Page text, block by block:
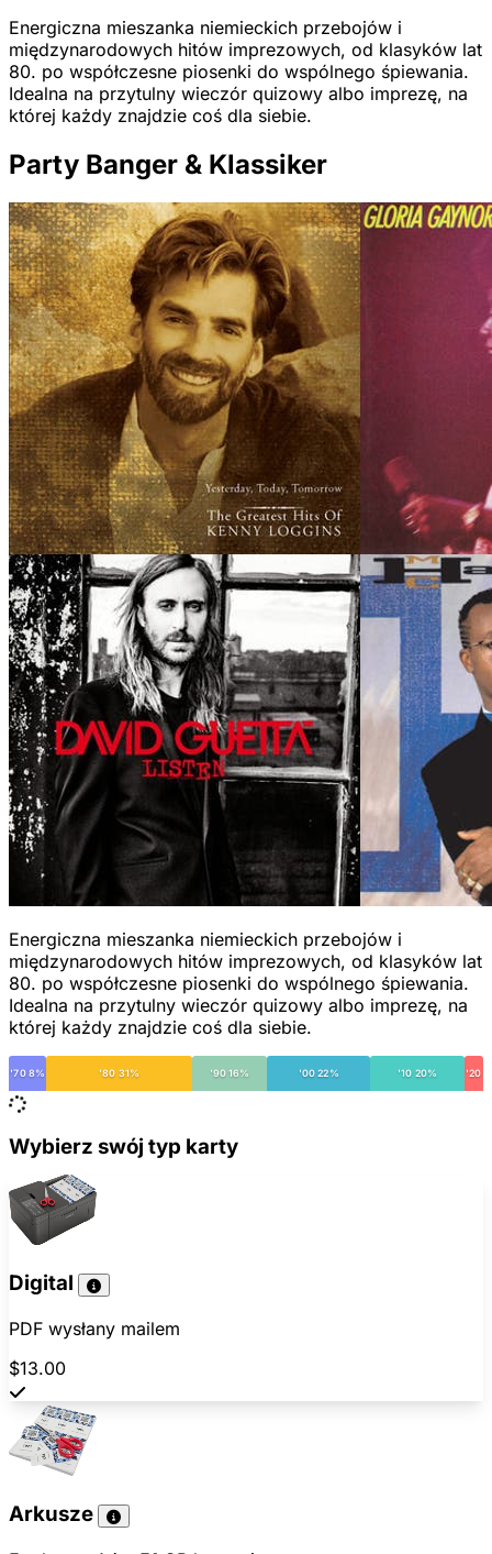
Energiczna mieszanka niemieckich przebojów i
międzynarodowych hitów imprezowych, od klasyków lat
80. po współczesne piosenki do wspólnego śpiewania.
Idealna na przytulny wieczór quizowy albo imprezę, na
której każdy znajdzie coś dla siebie.
Party Banger & Klassiker
Energiczna mieszanka niemieckich przebojów i
międzynarodowych hitów imprezowych, od klasyków lat
80. po współczesne piosenki do wspólnego śpiewania.
Idealna na przytulny wieczór quizowy albo imprezę, na
której każdy znajdzie coś dla siebie.
'70 8% '80 31% '90 16% '00 22% '10 20% '20
Wybierz swój typ karty
Digital
PDF wysłany mailem
$13.00
Arkusze